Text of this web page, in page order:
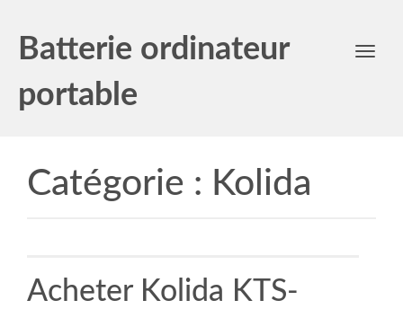
Batterie ordinateur
portable
Toggle
Catégorie : Kolida
Acheter Kolida KTS-